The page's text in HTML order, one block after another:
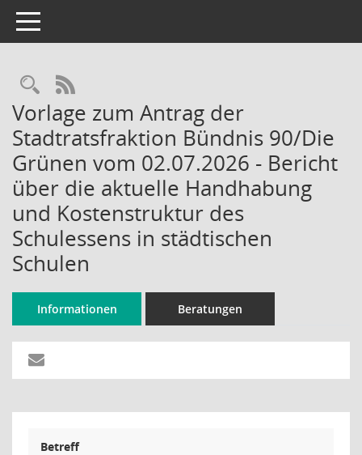
Toggle navigation
Rechercheauswahl
RSS-Feed
Vorlage zum Antrag der
Stadtratsfraktion Bündnis 90/Die
Grünen vom 02.07.2026 - Bericht
über die aktuelle Handhabung
und Kostenstruktur des
Schulessens in städtischen
Schulen
Informationen Beratungen
Betreff